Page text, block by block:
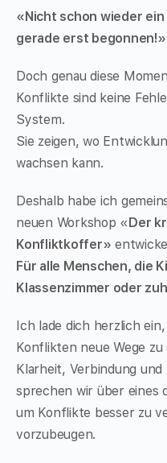
«Nicht schon wieder
gerade erst begonnen!»
Doch genau diese
Konflikte sind keine
System.
Sie zeigen, wo
wachsen kann.
Deshalb habe ich
neuen Workshop «Der
Konfliktkoffer»
Für alle Menschen, die
Klassenzimmer oder
Ich lade dich herzlich
Konflikten neue Wege
Klarheit, Verbindung
sprechen wir über eines
um Konflikte besser zu
vorzubeugen.